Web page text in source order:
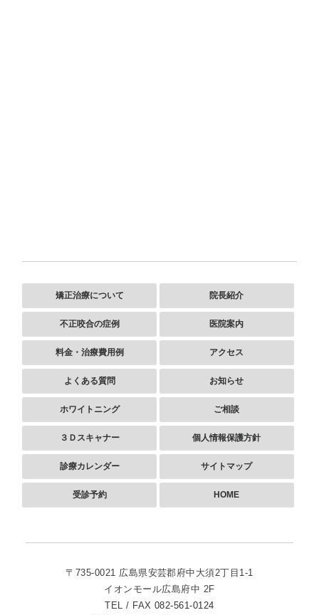
矯正治療について
不正咬合の症例
料金・治療費用例
よくある質問
ホワイトニング
３Ｄスキャナー
診療カレンダー
受診予約
院長紹介
医院案内
アクセス
お知らせ
ご相談
個人情報保護方針
サイトマップ
HOME
〒735-0021 広島県安芸郡府中大須2丁目1-1
イオンモール広島府中 2F
TEL / FAX082-561-0124